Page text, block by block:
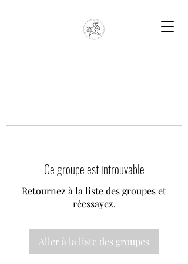
Ce groupe est introuvable
Retournez à la liste des groupes et
réessayez.
Aller à la liste des groupes